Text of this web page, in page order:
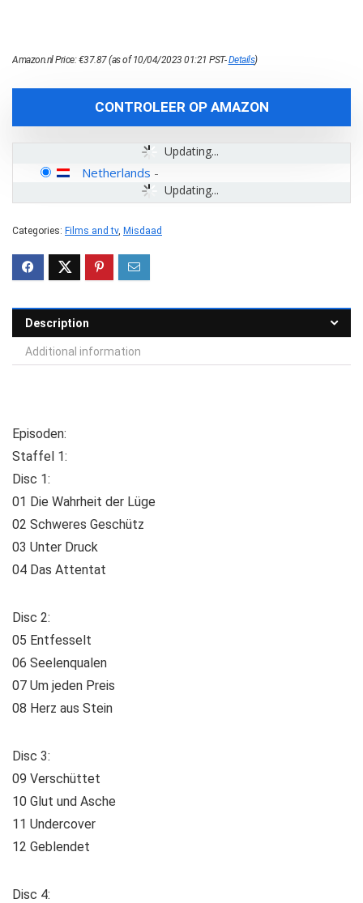
Amazon.nl Price:€37.87(as of 10/04/2023 01:21 PST-Details)
CONTROLEER OP AMAZON
Updating...
Updating...
Netherlands -
Categories: Films and tv, Misdaad
Description
Additional information
Episoden:
Staffel 1:
Disc 1:
01 Die Wahrheit der Lüge
02 Schweres Geschütz
03 Unter Druck
04 Das Attentat
Disc 2:
05 Entfesselt
06 Seelenqualen
07 Um jeden Preis
08 Herz aus Stein
Disc 3:
09 Verschüttet
10 Glut und Asche
11 Undercover
12 Geblendet
Disc 4: